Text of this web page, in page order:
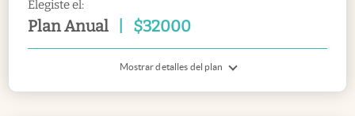
Elegiste el:
Plan Anual $32000
Mostrar detalles del plan